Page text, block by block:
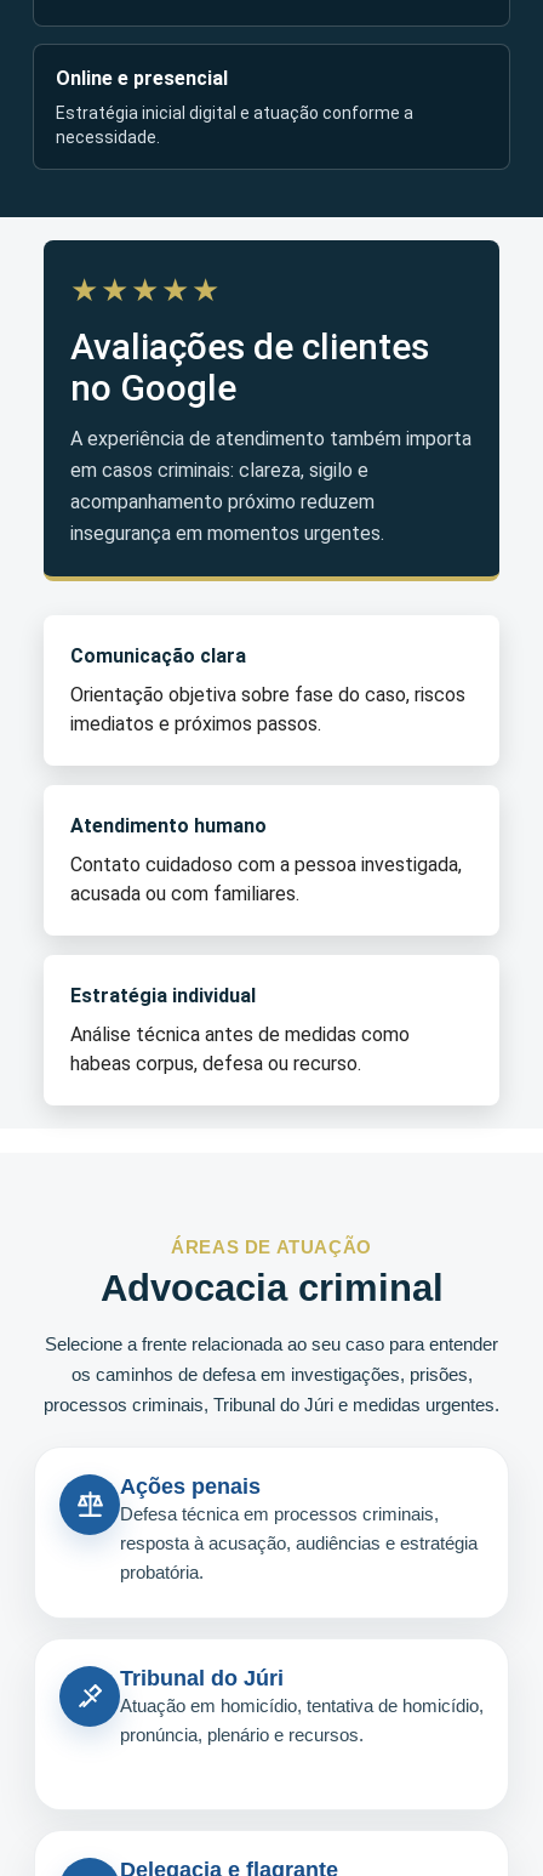
Online e presencial
Estratégia inicial digital e atuação conforme a
necessidade.
★★★★★
Avaliações de clientes
no Google
A experiência de atendimento também importa
em casos criminais: clareza, sigilo e
acompanhamento próximo reduzem
insegurança em momentos urgentes.
Comunicação clara
Orientação objetiva sobre fase do caso, riscos
imediatos e próximos passos.
Atendimento humano
Contato cuidadoso com a pessoa investigada,
acusada ou com familiares.
Estratégia individual
Análise técnica antes de medidas como
habeas corpus, defesa ou recurso.
ÁREAS DE ATUAÇÃO
Advocacia criminal
Selecione a frente relacionada ao seu caso para entender
os caminhos de defesa em investigações, prisões,
processos criminais, Tribunal do Júri e medidas urgentes.
Ações penais
Defesa técnica em processos criminais,
resposta à acusação, audiências e estratégia
probatória.
Tribunal do Júri
Atuação em homicídio, tentativa de homicídio,
pronúncia, plenário e recursos.
Delegacia e flagrante